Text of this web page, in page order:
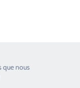
que nous